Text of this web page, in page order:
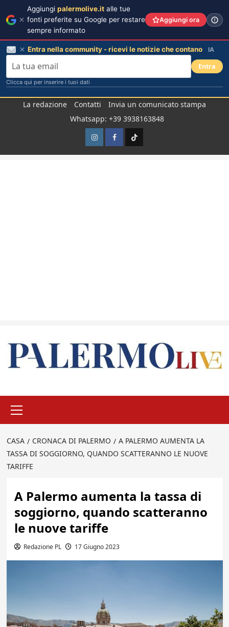
La redazione Contatti
Invia un comunicato stampa
Whatsapp: +39 3938163848
InstagramFacebook
TikTok
principale
CASA CRONACA DI PALERMO
A PALERMO AUMENTA LA
TASSA DI SOGGIORNO, QUANDO SCATTERANNO LE NUOVE
TARIFFE
A Palermo aumenta la tassa di
soggiorno, quando scatteranno
le nuove tariffe
Redazione PL 17 Giugno 2023
Aggiungi palermolive.it alle tue
fonti preferite su Google per restare
sempre informato
Aggiungi ora
Entra nella community - ricevi le notizie che contano IA
Entra
Clicca qui per inserire i tuoi dati